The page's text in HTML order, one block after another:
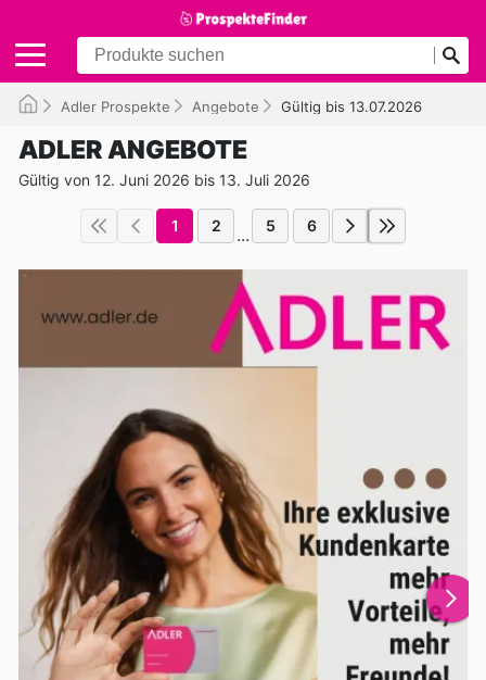
Adler Prospekte Angebote Gültig bis 13.07.2026
ADLER ANGEBOTE
Gültig von 12. Juni 2026 bis 13. Juli 2026
1 2 ... 5 6